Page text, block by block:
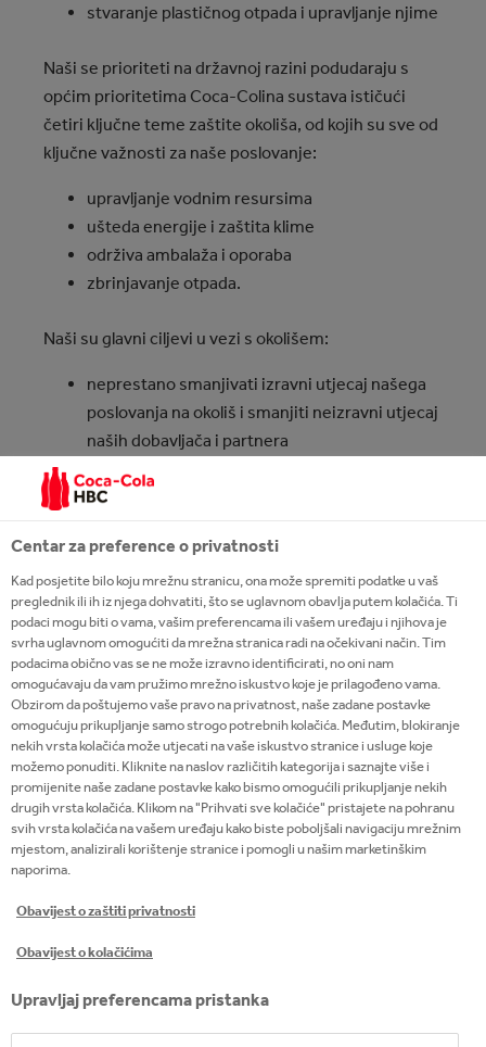
stvaranje plastičnog otpada i upravljanje njime
Naši se prioriteti na državnoj razini podudaraju s
općim prioritetima Coca-Colina sustava ističući
četiri ključne teme zaštite okoliša, od kojih su sve od
ključne važnosti za naše poslovanje:
upravljanje vodnim resursima
ušteda energije i zaštita klime
održiva ambalaža i oporaba
zbrinjavanje otpada.
Naši su glavni ciljevi u vezi s okolišem:
neprestano smanjivati izravni utjecaj našega
poslovanja na okoliš i smanjiti neizravni utjecaj
naših dobavljača i partnera
biti predvodnikom u održivoj upotrebi vode,
energije i ambalaže te u području zaštite klime.
UIzvješću o održivome poslovanju za 2024. godinu
potvrđujemo svoju predanost odgovornom pristupu
prema okolišu, zajednici i resursima koje koristimo.
Izvještaj donosi pregled naših aktivnosti, postignuća
i ciljeva u području održivosti, a u nastavku
izdvajamo njegove ključne poruke:
Smanjili smo naše izravne emisije ugljika za
11% od 2017. godine.
65% naših rashladnih uređaja energetski je
učinkovito.
100% električne energije koju koristimo u
izvora.
reciklirati
Centar za preference o privatnosti
Kad posjetite bilo koju mrežnu stranicu, ona može spremiti podatke u vaš
preglednik ili ih iz njega dohvatiti, što se uglavnom obavlja putem kolačića. Ti
podaci mogu biti o vama, vašim preferencama ili vašem uređaju i njihova je
svrha uglavnom omogućiti da mrežna stranica radi na očekivani način. Tim
podacima obično vas se ne može izravno identificirati, no oni nam
omogućavaju da vam pružimo mrežno iskustvo koje je prilagođeno vama.
Obzirom da poštujemo vaše pravo na privatnost, naše zadane postavke
omogućuju prikupljanje samo strogo potrebnih kolačića. Međutim, blokiranje
nekih vrsta kolačića može utjecati na vaše iskustvo stranice i usluge koje
možemo ponuditi. Kliknite na naslov različitih kategorija i saznajte više i
promijenite naše zadane postavke kako bismo omogućili prikupljanje nekih
drugih vrsta kolačića. Klikom na "Prihvati sve kolačiće" pristajete na pohranu
svih vrsta kolačića na vašem uređaju kako biste poboljšali navigaciju mrežnim
mjestom, analizirali korištenje stranice i pomogli u našim marketinškim
naporima.
Obavijest o zaštiti privatnosti
Obavijest o kolačićima
Upravljaj preferencama pristanka